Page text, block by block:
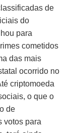
de
do
para
cometidos
das mais
ocorrido no
criptomoeda
o que o
de
votos para